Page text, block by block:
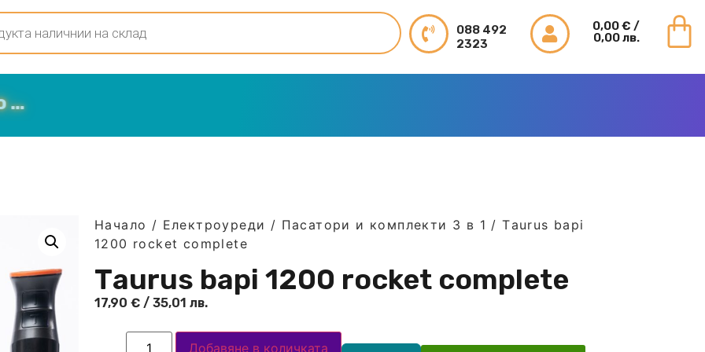
088 492
2323
0,00€ /
0,00 лв.
Начало / Електроуреди / Пасатори и комплекти 3 в 1 / Тaurus bapi
1200 rocket completе
Тaurus bapi 1200 rocket completе
17,90 € / 35,01 лв.
Добавяне в количката